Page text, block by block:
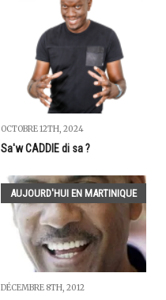
OCTOBRE 12TH, 2024
Sa'w CADDIE di sa ?
AUJOURD'HUI EN MARTINIQUE
DÉCEMBRE 8TH, 2012